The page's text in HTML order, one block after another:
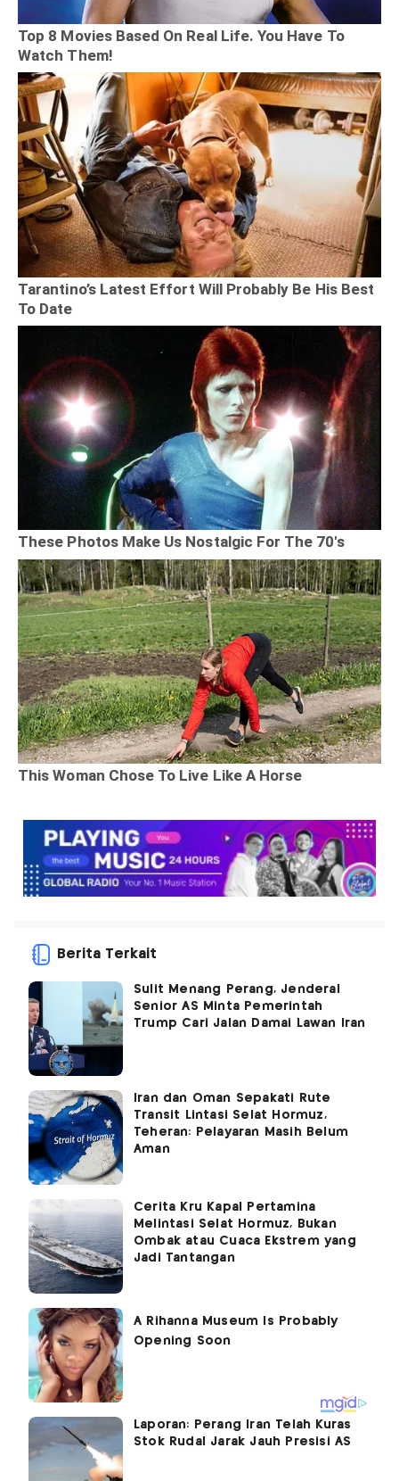
Berita Terkait
Sulit Menang Perang, Jenderal
Senior AS Minta Pemerintah
Trump Cari Jalan Damai Lawan Iran
Iran dan Oman Sepakati Rute
Transit Lintasi Selat Hormuz,
Teheran: Pelayaran Masih Belum
Aman
Cerita Kru Kapal Pertamina
Melintasi Selat Hormuz, Bukan
Ombak atau Cuaca Ekstrem yang
Jadi Tantangan
Laporan: Perang Iran Telah Kuras
Stok Rudal Jarak Jauh Presisi AS